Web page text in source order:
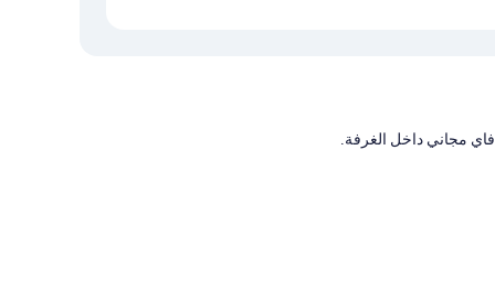
مجاني داخل الغرفة.